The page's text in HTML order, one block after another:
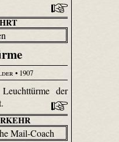
• 1907
der